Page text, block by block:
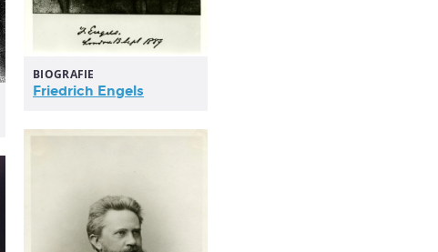
BIOGRAFIE
Friedrich Engels